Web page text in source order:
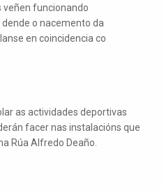
veñen funcionando
o nacemento da
en coincidencia co
as actividades deportivas
facer nas instalacións que
Rúa Alfredo Deaño.